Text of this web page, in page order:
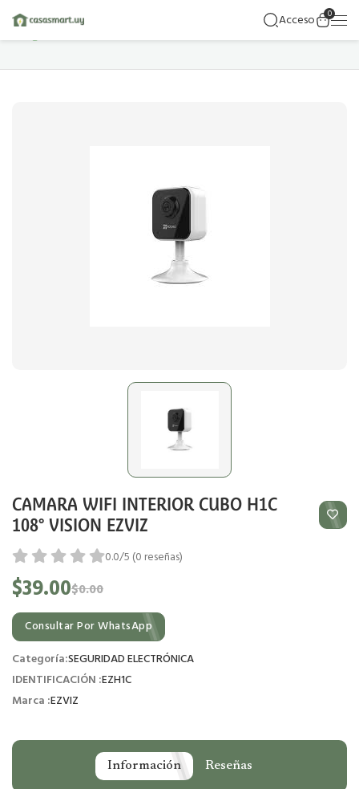
Acceso 0
CAMARA WIFI INTERIOR CUBO H1C
108° VISION EZVIZ
0.0/5 (0 reseñas)
$39.00$0.00
Consultar Por WhatsApp
Categoría:SEGURIDAD ELECTRÓNICA
IDENTIFICACIÓN :EZH1C
Marca :EZVIZ
Información Reseñas